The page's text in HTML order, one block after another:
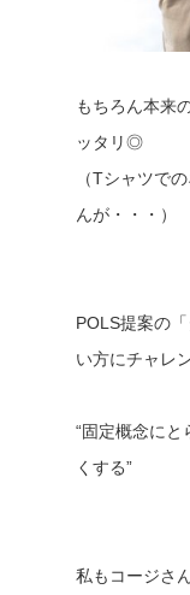
もちろん本来
ッタリ◎
（Tシャツで
んが・・・）
POLS提案の
い方にチャレ
“固定概念にと
くする”
私もコージさ